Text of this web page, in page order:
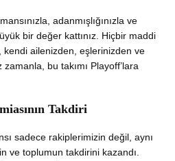
adanmışlığınızla ve
bir değer kattınız. Hiçbir maddi
ailenizden, eşlerinizden ve
zamanla, bu takımı Playoff’lara
Takdiri
sadece rakiplerimizin değil, aynı
ve toplumun takdirini kazandı.